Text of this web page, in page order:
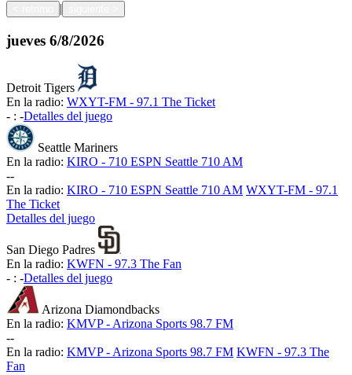
|
jueves 6/8/2026
Detroit Tigers
En la radio: WXYT-FM - 97.1 The Ticket
- : -Detalles del juego
Seattle Mariners
En la radio: KIRO - 710 ESPN Seattle 710 AM
--
En la radio: KIRO - 710 ESPN Seattle 710 AM WXYT-FM - 97.1
The Ticket
Detalles del juego
San Diego Padres
En la radio: KWFN - 97.3 The Fan
- : -Detalles del juego
Arizona Diamondbacks
En la radio: KMVP - Arizona Sports 98.7 FM
--
En la radio: KMVP - Arizona Sports 98.7 FM KWFN - 97.3 The
Fan